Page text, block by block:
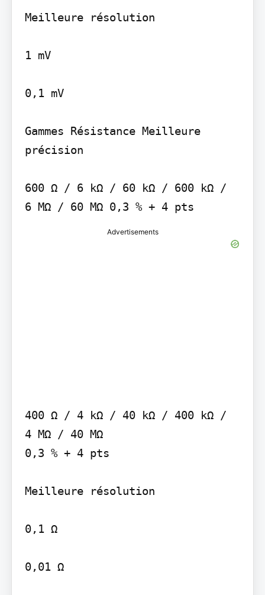
Meilleure résolution
1 mV
0,1 mV
Gammes Résistance Meilleure
précision
600 Ω / 6 kΩ / 60 kΩ / 600 kΩ /
6 MΩ / 60 MΩ 0,3 % + 4 pts
Advertisements
400 Ω / 4 kΩ / 40 kΩ / 400 kΩ /
4 MΩ / 40 MΩ
0,3 % + 4 pts
Meilleure résolution
0,1 Ω
0,01 Ω